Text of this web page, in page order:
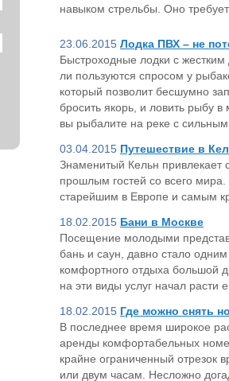
навыком стрельбы. Оно
23.06.2015 Лодка ПВХ – не
Быстроходные лодки с
ли пользуются спросом у
который позволит бесшумно
бросить якорь, и ловить рыбу
вы рыбалите на реке с
03.04.2015 Путешествие в
Знаменитый Кельн привлекает
прошлым гостей со всего мира.
старейшим в Европе и самым
18.02.2015 Бани в Москве
Посещение молодыми
бань и саун, давно стало одним
комфортного отдыха большой
на эти виды услуг начал расти
18.02.2015 Где можно снять
В последнее время широкое
аренды комфортабельных
крайне ограниченный отрезок
или двум часам. Несложно